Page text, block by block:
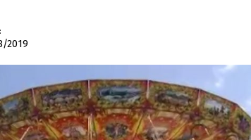
2019